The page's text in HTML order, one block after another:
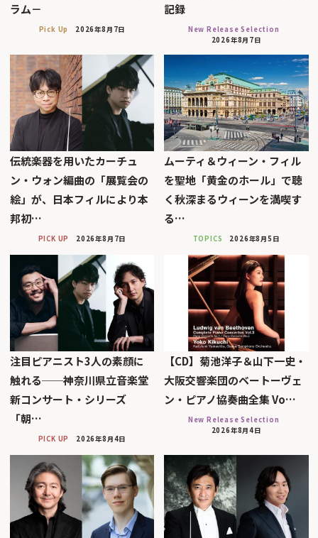
ラム－
Pick Up 2026年8月7日
記録
New Release Selection
2026年8月7日
伝統楽器を用いたカーチュ
ン・ウォン編曲の「展覧会の
絵」が、日本フィルにより本
邦初…
PICK UP 2026年8月7日
ムーティ＆ウィーン・フィル
を聖地「黄金のホール」で聴
く秋深まるウィーンを満喫す
る…
TOPICS 2026年8月5日
注目ピアニスト3人の素顔に
触れる──神奈川県立音楽堂
新コンサート・シリーズ
「朝…
PICK UP 2026年8月4日
【CD】菊池洋子＆山下一史・
大阪交響楽団のベートーヴェ
ン・ピアノ協奏曲全集 Vo…
New Release Selection
2026年8月4日